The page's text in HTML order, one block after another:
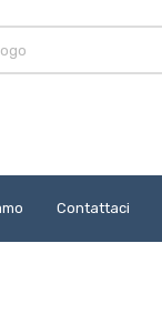
Contattaci